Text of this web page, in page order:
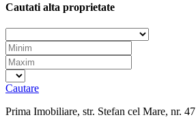
Cautati alta proprietate
Cautare
Prima Imobiliare, str. Stefan cel Mare, nr. 47